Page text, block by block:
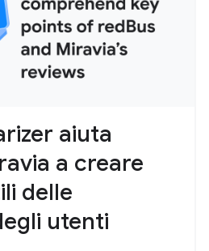
aiuta
a creare
delle
utenti